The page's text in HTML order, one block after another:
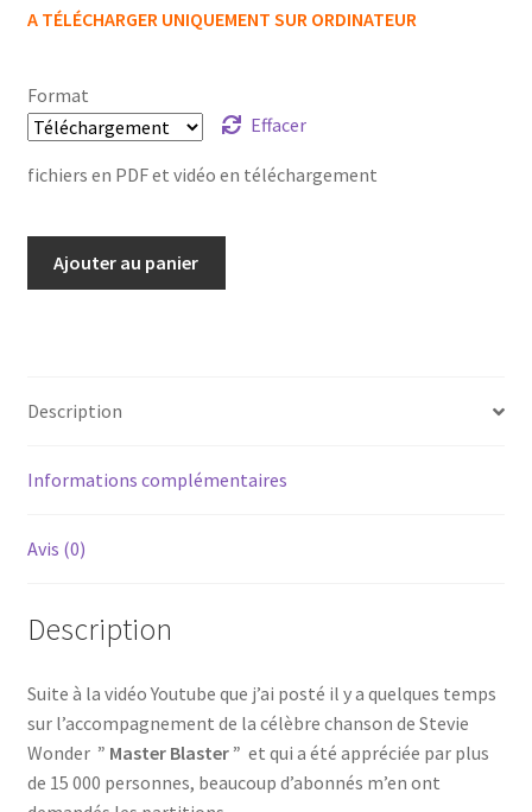
A TÉLÉCHARGER UNIQUEMENT SUR ORDINATEUR
Format
Effacer
fichiers en PDF et vidéo en téléchargement
Ajouter au panier
Description
Informations complémentaires
Avis (0)
Description
Suite à la vidéo Youtube que j’ai posté il y a quelques temps
sur l’accompagnement de la célèbre chanson de Stevie
Wonder ” Master Blaster ” et qui a été appréciée par plus
de 15 000 personnes, beaucoup d’abonnés m’en ont